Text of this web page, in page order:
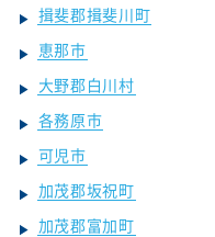
揖斐郡揖斐川町
恵那市
大野郡白川村
各務原市
可児市
加茂郡坂祝町
加茂郡富加町